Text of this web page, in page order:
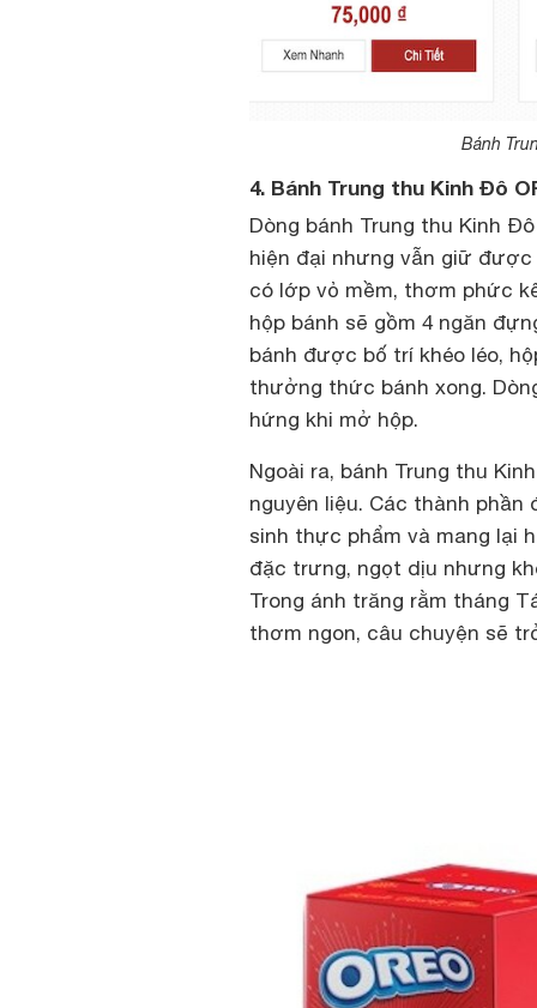
Bánh
4. Bánh Trung thu Kinh Đô
Dòng bánh Trung thu Kinh
hiện đại nhưng vẫn giữ
có lớp vỏ mềm, thơm phức
hộp bánh sẽ gồm 4 ngăn
bánh được bố trí khéo léo,
thưởng thức bánh xong.
hứng khi mở hộp.
Ngoài ra, bánh Trung thu
nguyên liệu. Các thành
sinh thực phẩm và mang lại
đặc trưng, ngọt dịu nhưng
Trong ánh trăng rằm tháng
thơm ngon, câu chuyện sẽ